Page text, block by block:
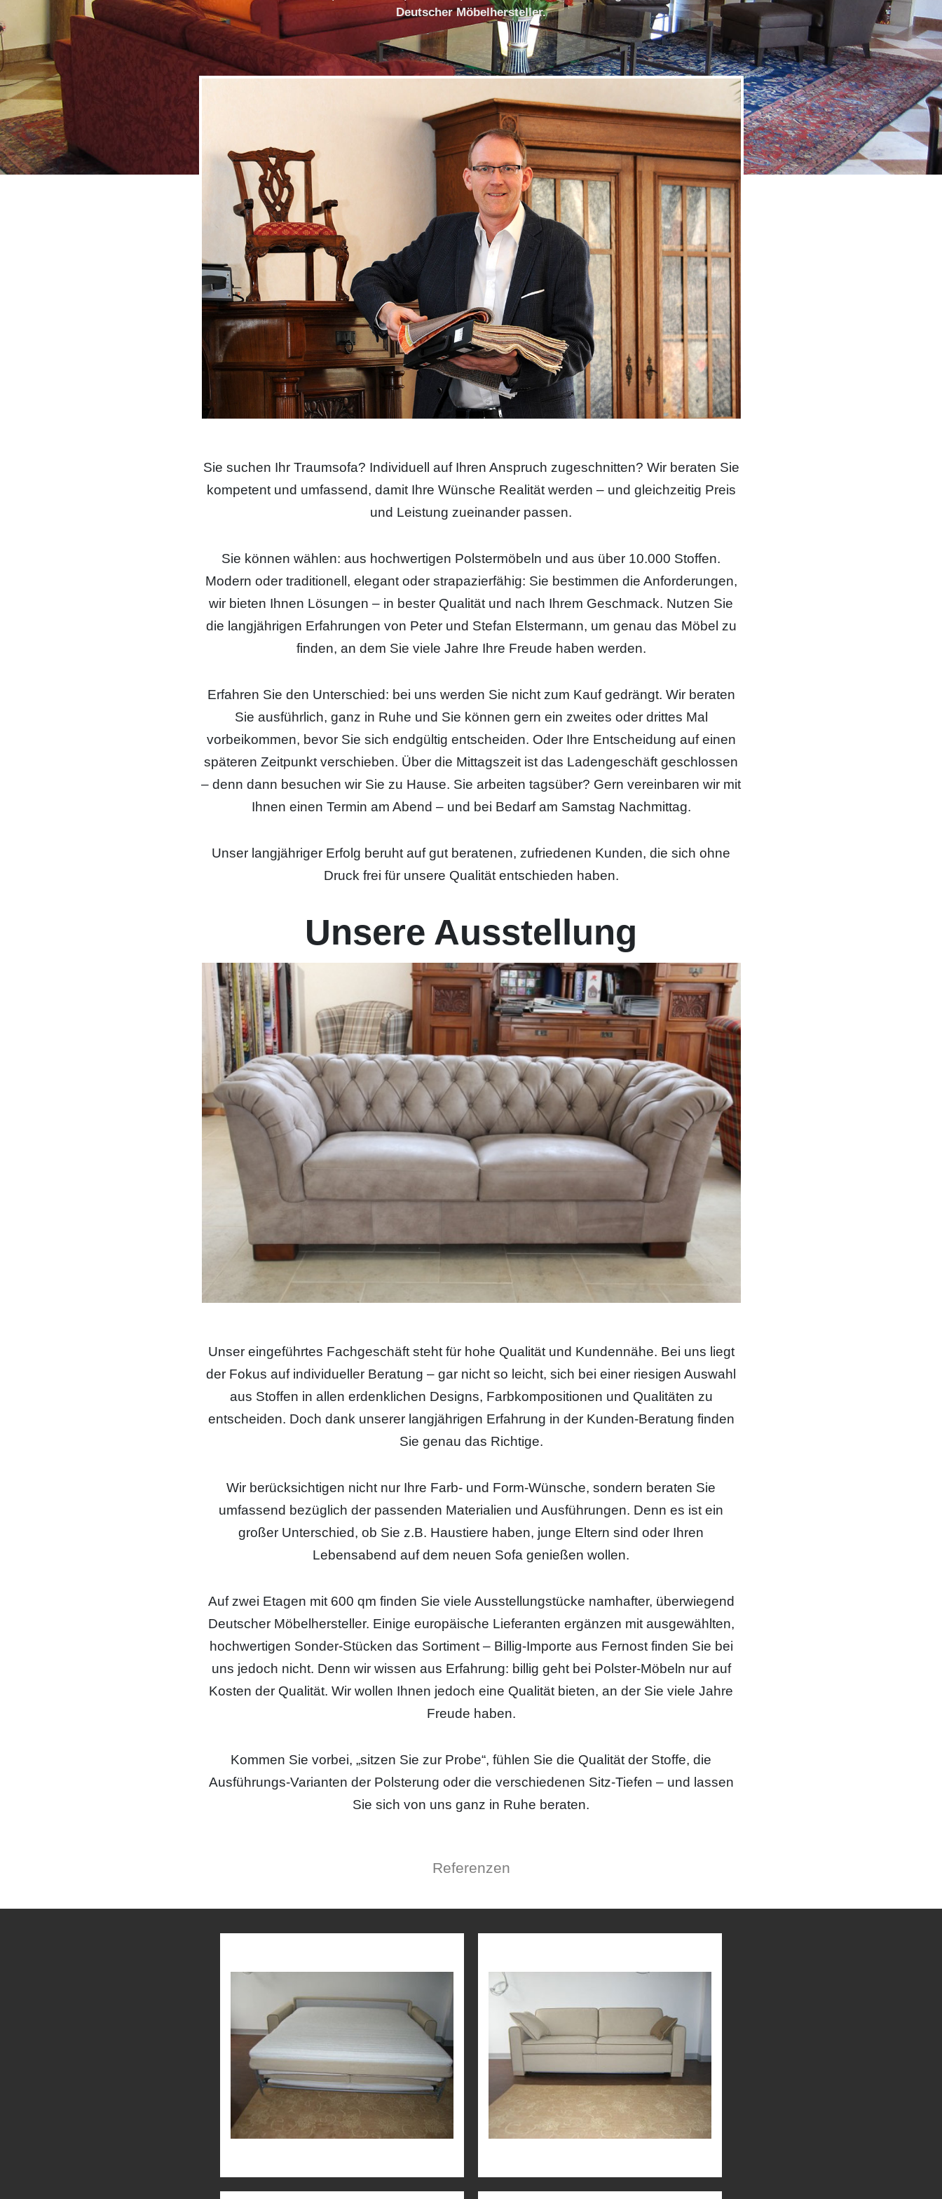
Impressum
Datenschutzerklärung
Deutscher Möbelhersteller.
Sie suchen Ihr Traumsofa? Individuell auf Ihren Anspruch zugeschnitten? Wir beraten Sie
kompetent und umfassend, damit Ihre Wünsche Realität werden – und gleichzeitig Preis
und Leistung zueinander passen.
Sie können wählen: aus hochwertigen Polstermöbeln und aus über 10.000 Stoffen.
Modern oder traditionell, elegant oder strapazierfähig: Sie bestimmen die Anforderungen,
wir bieten Ihnen Lösungen – in bester Qualität und nach Ihrem Geschmack. Nutzen Sie
die langjährigen Erfahrungen von Peter und Stefan Elstermann, um genau das Möbel zu
finden, an dem Sie viele Jahre Ihre Freude haben werden.
Erfahren Sie den Unterschied: bei uns werden Sie nicht zum Kauf gedrängt. Wir beraten
Sie ausführlich, ganz in Ruhe und Sie können gern ein zweites oder drittes Mal
vorbeikommen, bevor Sie sich endgültig entscheiden. Oder Ihre Entscheidung auf einen
späteren Zeitpunkt verschieben. Über die Mittagszeit ist das Ladengeschäft geschlossen
– denn dann besuchen wir Sie zu Hause. Sie arbeiten tagsüber? Gern vereinbaren wir mit
Ihnen einen Termin am Abend – und bei Bedarf am Samstag Nachmittag.
Unser langjähriger Erfolg beruht auf gut beratenen, zufriedenen Kunden, die sich ohne
Druck frei für unsere Qualität entschieden haben.
Unsere Ausstellung
Unser eingeführtes Fachgeschäft steht für hohe Qualität und Kundennähe. Bei uns liegt
der Fokus auf individueller Beratung – gar nicht so leicht, sich bei einer riesigen Auswahl
aus Stoffen in allen erdenklichen Designs, Farbkompositionen und Qualitäten zu
entscheiden. Doch dank unserer langjährigen Erfahrung in der Kunden-Beratung finden
Sie genau das Richtige.
Wir berücksichtigen nicht nur Ihre Farb- und Form-Wünsche, sondern beraten Sie
umfassend bezüglich der passenden Materialien und Ausführungen. Denn es ist ein
großer Unterschied, ob Sie z.B. Haustiere haben, junge Eltern sind oder Ihren
Lebensabend auf dem neuen Sofa genießen wollen.
Auf zwei Etagen mit 600 qm finden Sie viele Ausstellungstücke namhafter, überwiegend
Deutscher Möbelhersteller. Einige europäische Lieferanten ergänzen mit ausgewählten,
hochwertigen Sonder-Stücken das Sortiment – Billig-Importe aus Fernost finden Sie bei
uns jedoch nicht. Denn wir wissen aus Erfahrung: billig geht bei Polster-Möbeln nur auf
Kosten der Qualität. Wir wollen Ihnen jedoch eine Qualität bieten, an der Sie viele Jahre
Freude haben.
Kommen Sie vorbei, „sitzen Sie zur Probe“, fühlen Sie die Qualität der Stoffe, die
Ausführungs-Varianten der Polsterung oder die verschiedenen Sitz-Tiefen – und lassen
Sie sich von uns ganz in Ruhe beraten.
Referenzen